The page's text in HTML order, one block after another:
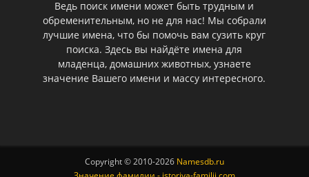
Ведь поиск имени может быть трудным и
обременительным, но не для нас! Мы собрали
лучшие имена, что бы помочь вам сузить круг
поиска. Здесь вы найдёте имена для
младенца, домашних животных, узнаете
значение Вашего имени и массу интересного.
Copyright © 2010-2026 Namesdb.ru